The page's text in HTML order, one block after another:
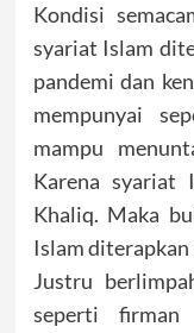
Kondisi
syariat Islam
pandemi dan
mempunyai
mampu
Karena syariat
Khaliq. Maka
Islam
Justru
seperti firman